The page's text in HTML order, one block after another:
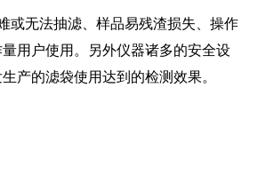
或无法抽滤、样品易残渣损失、操作
用户使用。另外仪器诸多的安全设
产的滤袋使用达到的检测效果。